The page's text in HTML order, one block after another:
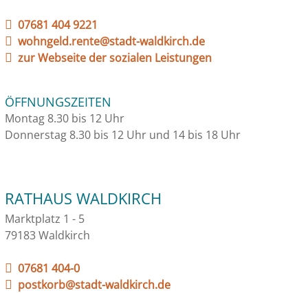
07681 404 9221
wohngeld.rente@stadt-waldkirch.de
zur Webseite der sozialen Leistungen
ÖFFNUNGSZEITEN
Montag 8.30 bis 12 Uhr
Donnerstag 8.30 bis 12 Uhr und 14 bis 18 Uhr
RATHAUS WALDKIRCH
Marktplatz 1 - 5
79183 Waldkirch
07681 404-0
postkorb@stadt-waldkirch.de